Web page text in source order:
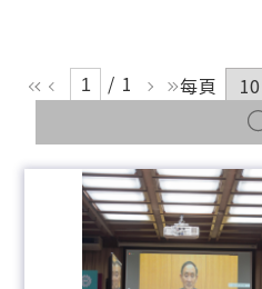
/ 1 每頁